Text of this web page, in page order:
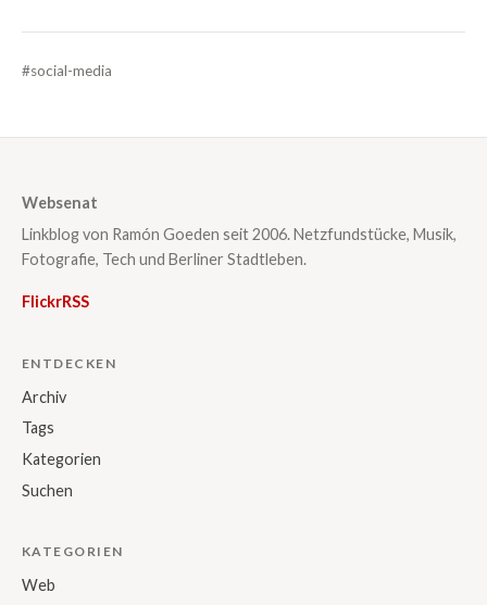
#social-media
Websenat
Linkblog von Ramón Goeden seit 2006. Netzfundstücke, Musik,
Fotografie, Tech und Berliner Stadtleben.
FlickrRSS
ENTDECKEN
Archiv
Tags
Kategorien
Suchen
KATEGORIEN
Web